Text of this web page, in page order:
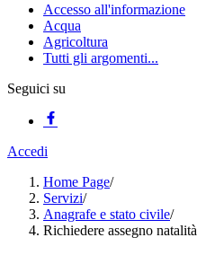
Accesso all'informazione
Acqua
Agricoltura
Tutti gli argomenti...
Seguici su
Accedi
Home Page/
Servizi/
Anagrafe e stato civile/
Richiedere assegno natalità